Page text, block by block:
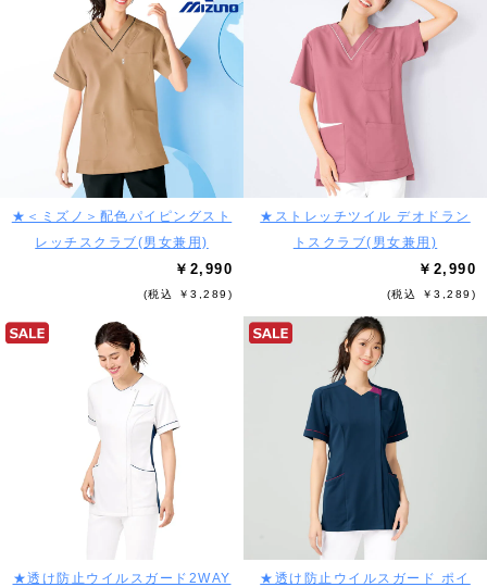
★＜ミズノ＞配色パイピングスト
レッチスクラブ(男女兼用)
￥2,990
(税込 ￥3,289)
★ストレッチツイル デオドラン
トスクラブ(男女兼用)
￥2,990
(税込 ￥3,289)
★透け防止ウイルスガード2WAY
★透け防止ウイルスガード ポイ